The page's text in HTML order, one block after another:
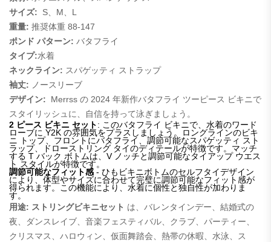
サイズ:
S、M、L
重量: 推奨体重 88-147
ポンド パターン: バタフライ
タイプ:水着
ネックライン: スパゲッティ ストラップ
袖丈: ノースリーブ
デザイン:
Merrss の 2024 年新作バタフライ ツーピース ビキニで
スタイリッシュに、自信を持って泳ぎましょう。
2 ピース ビキニ セット : このバタフライ ビキニで、水着のワード
ローブに Y2K の雰囲気をプラスしましょう。ロングラインのビキ
ニ トップ、フロントにバタフライ、調節可能なスパゲッティ スト
ラップ、ドローストリング タイのディテールが特徴です。マッチ
する T バック ボトムは、V ノッチと調節可能なタイアップ ウエス
ト スタイルが特徴です。
調節可能なフィット感 - ひもビキニボトムのセルフタイデザイン
により、体型やサイズに合わせて完璧に調節可能なフィット感が
得られます。この機能により、水着に個性と独自性が加わりま
す。
用途: ストリングビキニセット は、バレンタインデー、結婚式の
夜、ダンスレイブ、音楽フェスティバル、クラブ、パーティー、
クリスマス、ハロウィン、仮面舞踏会、熱帯の休暇、水泳、ス